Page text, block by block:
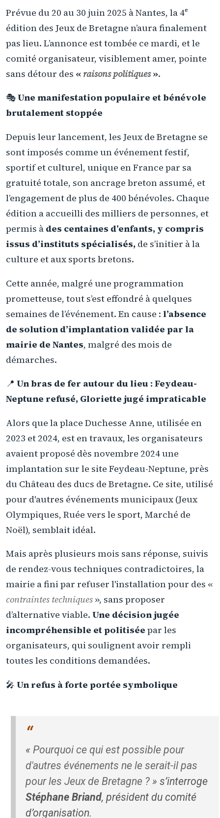
Prévue du 20 au 30 juin 2025 à Nantes, la 4ᵉ
édition des Jeux de Bretagne n’aura finalement
pas lieu. L’annonce est tombée ce mardi, et le
comité organisateur, visiblement amer, pointe
sans détour des « raisons politiques».
🎭Une manifestation populaire et bénévole
brutalement stoppée
Depuis leur lancement, les Jeux de Bretagne se
sont imposés comme un événement festif,
sportif et culturel, unique en France par sa
gratuité totale, son ancrage breton assumé, et
l’engagement de plus de 400 bénévoles. Chaque
édition a accueilli des milliers de personnes, et
permis à des centaines d’enfants, y compris
issus d’instituts spécialisés, de s’initier à la
culture et aux sports bretons.
Cette année, malgré une programmation
prometteuse, tout s’est effondré à quelques
semaines de l’événement. En cause : l’absence
de solution d’implantation validée par la
mairie de Nantes, malgré des mois de
démarches.
📍 Un bras de fer autour du lieu : Feydeau-
Neptune refusé, Gloriette jugé impraticable
Alors que la place Duchesse Anne, utilisée en
2023 et 2024, est en travaux, les organisateurs
avaient proposé dès novembre 2024 une
implantation sur le site Feydeau-Neptune, près
du Château des ducs de Bretagne. Ce site, utilisé
pour d'autres événements municipaux (Jeux
Olympiques, Ruée vers le sport, Marché de
Noël), semblait idéal.
Mais après plusieurs mois sans réponse, suivis
de rendez-vous techniques contradictoires, la
mairie a fini par refuser l'installation pour des «
contraintes techniques », sans proposer
d’alternative viable. Une décision jugée
incompréhensible et politisée par les
organisateurs, qui soulignent avoir rempli
toutes les conditions demandées.
🎤 Un refus à forte portée symbolique
« Pourquoi ce qui est possible pour
d'autres événements ne le serait-il pas
pour les Jeux de Bretagne ? » s’interroge
Stéphane Briand, président du comité
d’organisation.